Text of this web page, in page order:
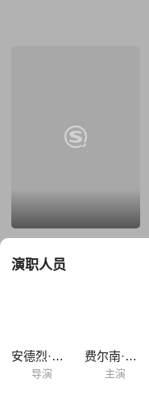
演职人员
安德烈·于纳贝尔
导演
费尔南·格拉韦
主演